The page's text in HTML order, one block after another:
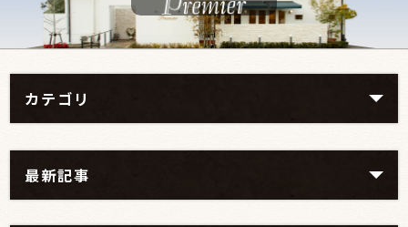
カテゴリ
最新記事